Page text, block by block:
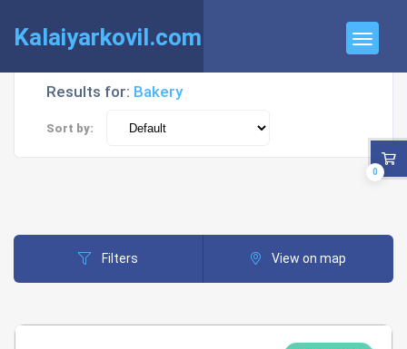
Kalaiyarkovil.com
Results for: Bakery
Sort by:
Filters View on map
0